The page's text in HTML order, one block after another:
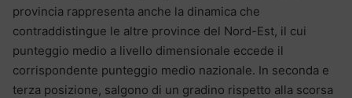
provincia rappresenta anche la dinamica che
contraddistingue le altre province del Nord-Est, il cui
punteggio medio a livello dimensionale eccede il
corrispondente punteggio medio nazionale. In seconda e
terza posizione, salgono di un gradino rispetto alla scorsa